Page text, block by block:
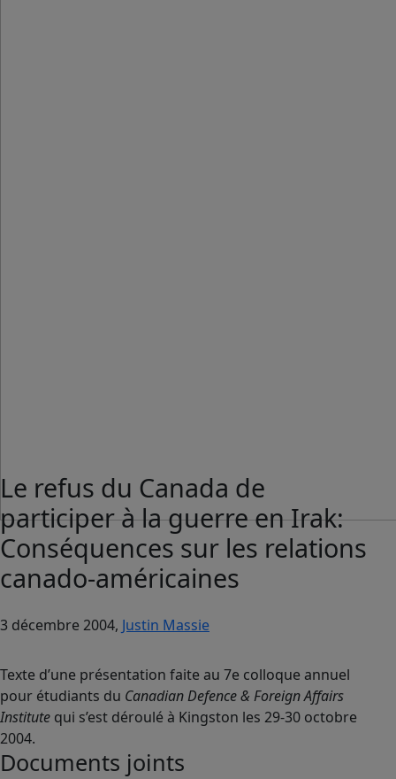
Le refus du Canada de
participer à la guerre en Irak:
Conséquences sur les relations
canado-américaines
3 décembre 2004, Justin Massie
Texte d’une présentation faite au 7e colloque annuel
pour étudiants du Canadian Defence & Foreign Affairs
Institute qui s’est déroulé à Kingston les 29-30 octobre
2004.
Documents joints